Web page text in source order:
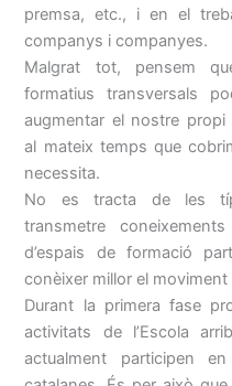
premsa, etc., i en el
companys i companyes.
Malgrat tot, pensem
formatius transversals
augmentar el nostre propi
al mateix temps que
necessita.
No es tracta de les
transmetre
d’espais de formació
conèixer millor el moviment
Durant la primera fase
activitats de l’Escola
actualment participen